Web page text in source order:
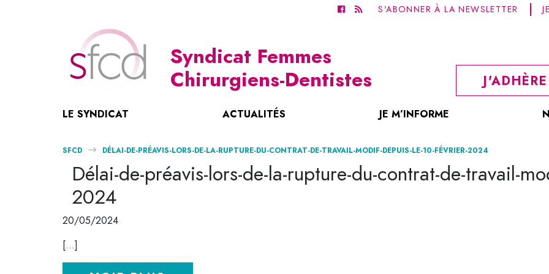
S'ABONNER À LA NEWSLETTER
Syndicat Femmes
Chirurgiens-Dentistes
J'ADHÈRE
LE SYNDICAT
Le SFCD : Missions Et Charte Ethique
Une Permanence Téléphonique
Organisation
ACTUALITÉS
Journée Mondiale
L’ASM Écarté Des Négociations Conventionnelles
Nouvelle Convention
La Nouvelle Convention Signée Par Les Deux Syndicats Admis Aux Négociations, CDF Et FSDL
JE M’INFORME
Revues IFCD
Affichages, Livrets Et Plaquettes
Communiqués De Presse
Documentations
Nos Coordonnées
SFCD DÉLAI-DE-PRÉAVIS-LORS-DE-LA-RUPTURE-DU-CONTRAT-DE-TRAVAIL-MODIF-DEPUIS-LE-10-FÉVRIER-2024
Délai-de-préavis-lors-de-la-rupture-du-contrat-de-travail-
2024
20/05/2024
[…]